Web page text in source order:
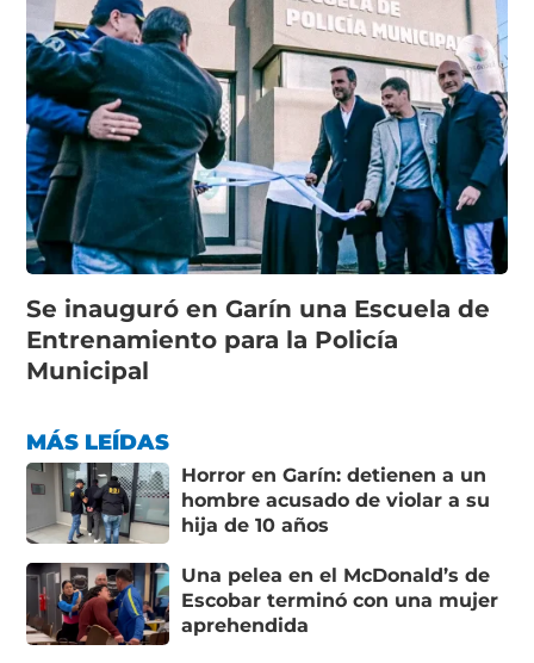
Se inauguró en Garín una Escuela de
Entrenamiento para la Policía
Municipal
MÁS LEÍDAS
Horror en Garín: detienen a un
hombre acusado de violar a su
hija de 10 años
Una pelea en el McDonald’s de
Escobar terminó con una mujer
aprehendida